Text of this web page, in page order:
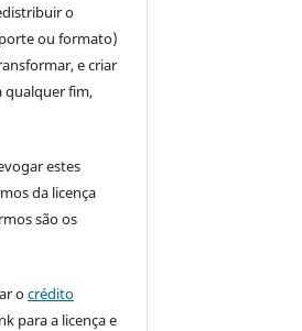
o
ou formato)
e criar
qualquer fim,
estes
da licença
são os
ocrédito
para a licença e